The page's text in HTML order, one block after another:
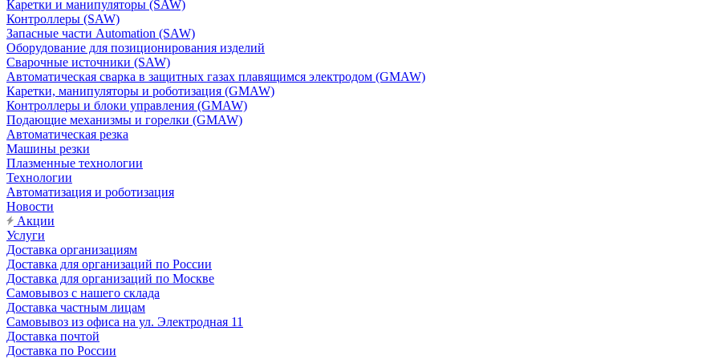
Каретки и манипуляторы (SAW)
Контроллеры (SAW)
Запасные части Automation (SAW)
Оборудование для позиционирования изделий
Сварочные источники (SAW)
Автоматическая сварка в защитных газах плавящимся электродом (GMAW)
Каретки, манипуляторы и роботизация (GMAW)
Контроллеры и блоки управления (GMAW)
Подающие механизмы и горелки (GMAW)
Автоматическая резка
Машины резки
Плазменные технологии
Технологии
Автоматизация и роботизация
Новости
Акции
Услуги
Доставка организациям
Доставка для организаций по России
Доставка для организаций по Москве
Самовывоз с нашего склада
Доставка частным лицам
Самовывоз из офиса на ул. Электродная 11
Доставка почтой
Доставка по России